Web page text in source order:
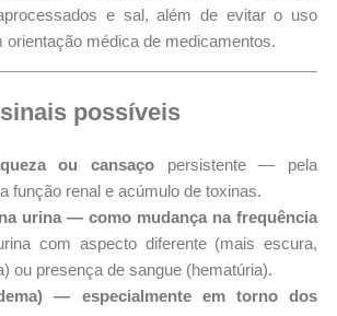
e sal, além de evitar o uso
orientação médica de medicamentos.
possíveis
ou cansaço persistente — pela
função renal e acúmulo de toxinas.
urina — como mudança na frequência
com aspecto diferente (mais escura,
ou presença de sangue (hematúria).
— especialmente em torno dos